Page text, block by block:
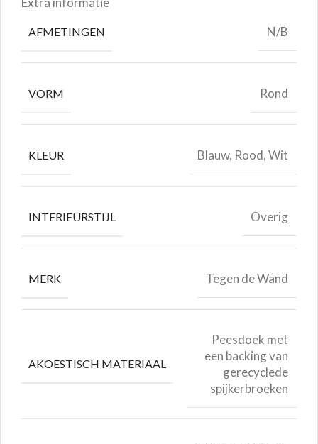
AFMETINGEN N/B
VORM Rond
KLEUR Blauw, Rood, Wit
INTERIEURSTIJL Overig
MERK Tegen de Wand
AKOESTISCH MATERIAAL
Peesdoek met
een backing van
gerecyclede
spijkerbroeken